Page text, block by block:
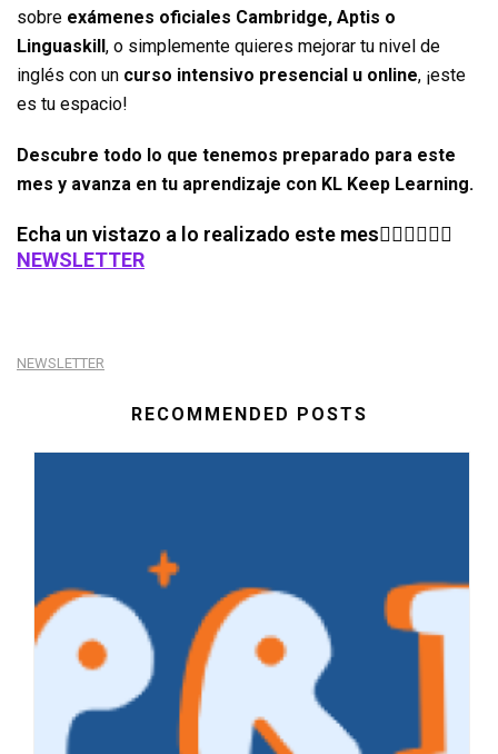
sobre exámenes oficiales Cambridge, Aptis o
Linguaskill, o simplemente quieres mejorar tu nivel de
inglés con un curso intensivo presencial u online, ¡este
es tu espacio!
Descubre todo lo que tenemos preparado para este
mes y avanza en tu aprendizaje con KL Keep Learning.
Echa un vistazo a lo realizado este mes👉🏼👉🏼👉🏼
NEWSLETTER
NEWSLETTER
RECOMMENDED POSTS